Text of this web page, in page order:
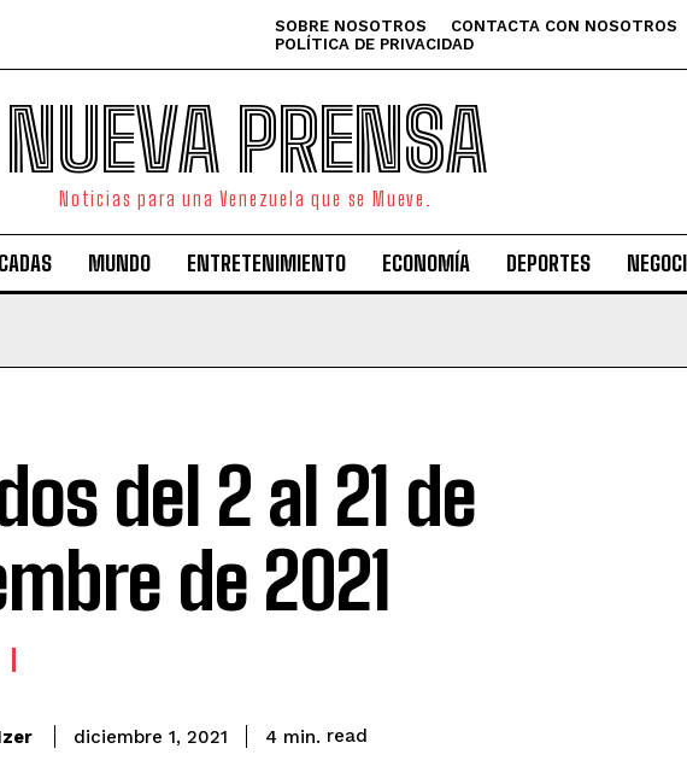
SOBRE NOSOTROS CONTACTA CON NOSOTROS
POLÍTICA DE PRIVACIDAD
NUEVA PRENSA
Noticias para una Venezuela que se Mueve.
MUNDO ENTRETENIMIENTO ECONOMÍA DEPORTES
del 2 al 21 de
de 2021
diciembre 1, 2021 4 min. read